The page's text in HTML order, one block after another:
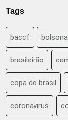
Tags
baccf
brasileirão
copa do brasil
coronavirus